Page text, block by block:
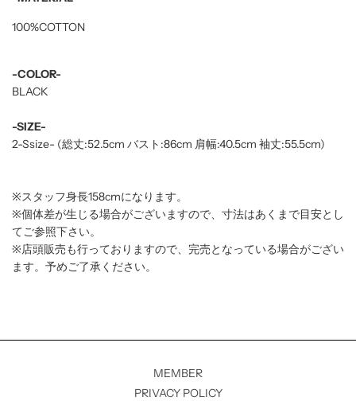
100%COTTON
-COLOR-
BLACK
-SIZE-
2-Ssize- (総丈:52.5cm バスト:86cm 肩幅:40.5cm 袖丈:55.5cm)
※スタッフ身長158cmになります。
※個体差が生じる場合がございますので、寸法はあくまで目安とし
てご参照下さい。
※店頭販売も行っておりますので、完売となっている場合がござい
ます。予めご了承ください。
MEMBER
PRIVACY POLICY